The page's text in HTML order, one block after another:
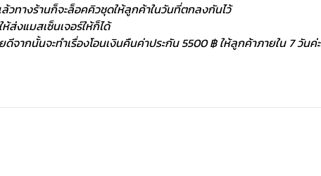
ล้วทางร้านก็จะล็อคคิวชุดให้ลูกค้าในวันที่ตกลงกันไว้
ส่งแมสเซ็นเจอร์ให้ก็ได้
ากนั้นจะทำเรื่องโอนเงินคืนค่าประกัน 5500 ฿ ให้ลูกค้าภายใน 7 วันค่ะ